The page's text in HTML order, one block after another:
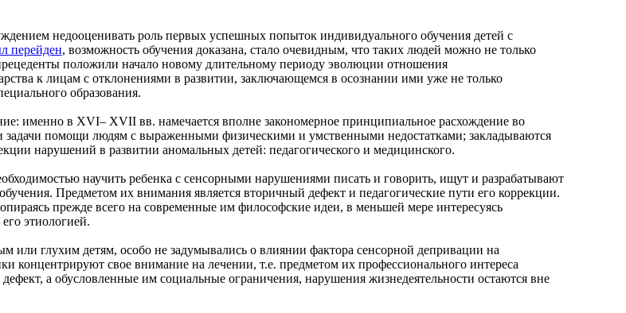
недооценивать роль первых успешных попыток индивидуального обучения детей с
перейден, возможность обучения доказана, стало очевидным, что таких людей можно не только
положили начало новому длительному периоду эволюции отношения
к лицам с отклонениями в развитии, заключающемся в осознании ими уже не только
образования.
в XVI– XVII вв. намечается вполне закономерное принципиальное расхождение во
задачи помощи людям с выраженными физическими и умственными недостатками; закладываются
нарушений в развитии аномальных детей: педагогического и медицинского.
научить ребенка с сенсорными нарушениями писать и говорить, ищут и разрабатывают
Предметом их внимания является вторичный дефект и педагогические пути его коррекции.
прежде всего на современные им философские идеи, в меньшей мере интересуясь
этиологией.
глухим детям, особо не задумывались о влиянии фактора сенсорной депривации на
концентрируют свое внимание на лечении, т.е. предметом их профессионального интереса
а обусловленные им социальные ограничения, нарушения жизнедеятельности остаются вне